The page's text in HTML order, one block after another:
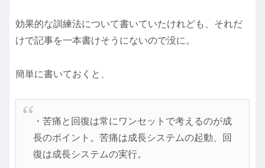
効果的な訓練法について書いていたけれども、それだ
けで記事を一本書けそうにないので没に。
簡単に書いておくと、
・苦痛と回復は常にワンセットで考えるのが成
長のポイント。苦痛は成長システムの起動、回
復は成長システムの実行。